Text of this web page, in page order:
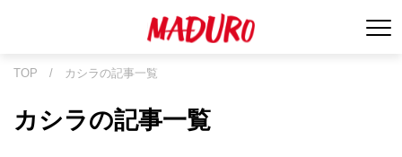
TOP / カシラの記事一覧
カシラの記事一覧